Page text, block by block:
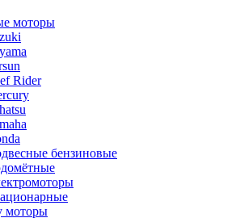
моторы
Rider
бензиновые
моторы